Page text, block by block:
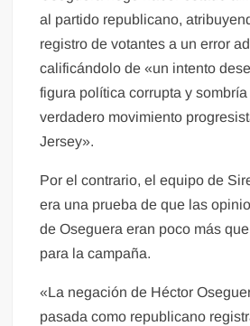
al partido republicano,
registro de votantes a un error
calificándolo de «un intento
figura política corrupta y
verdadero movimiento
Jersey».
Por el contrario, el equipo de
era una prueba de que las
de Oseguera eran poco más
para la campaña.
«La negación de Héctor
pasada como republicano